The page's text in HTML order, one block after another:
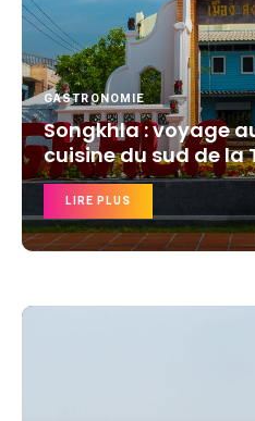
GASTRONOMIE
Songkhla : voyage
cuisine du sud de la
LIRE PLUS